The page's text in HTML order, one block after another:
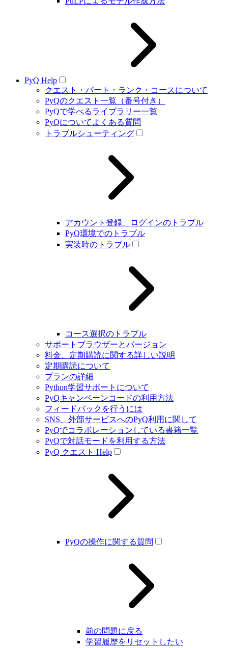
PyQ Help
クエスト・パート・ランク・コースについて
PyQのクエスト一覧（番号付き）
PyQで学べるライブラリー一覧
PyQについてよくある質問
トラブルシューティング
アカウント登録、ログインのトラブル
PyQ環境でのトラブル
実装時のトラブル
コース選択のトラブル
サポートブラウザーとバージョン
料金、定期購読に関する詳しい説明
定期購読について
プランの詳細
Python学習サポートについて
PyQキャンペーンコードの利用方法
フィードバックを行うには
SNS、外部サービスへのPyQ利用に関して
PyQでコラボレーションしている書籍一覧
PyQで対話モードを利用する方法
PyQ クエスト Help
PyQの操作に関する質問
前の問題に戻る
学習履歴をリセットしたい